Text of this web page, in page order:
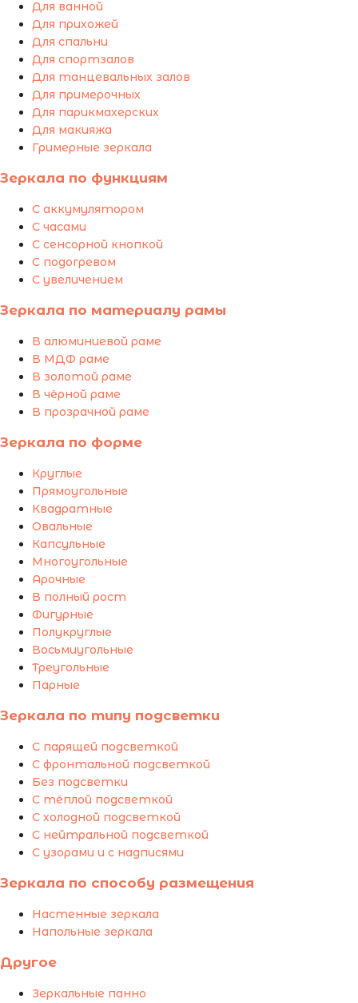
Для ванной
Для прихожей
Для спальни
Для спортзалов
Для танцевальных залов
Для примерочных
Для парикмахерских
Для макияжа
Гримерные зеркала
Зеркала по функциям
С аккумулятором
С часами
С сенсорной кнопкой
С подогревом
С увеличением
Зеркала по материалу рамы
В алюминиевой раме
В МДФ раме
В золотой раме
В чёрной раме
В прозрачной раме
Зеркала по форме
Круглые
Прямоугольные
Квадратные
Овальные
Капсульные
Многоугольные
Арочные
В полный рост
Фигурные
Полукруглые
Восьмиугольные
Треугольные
Парные
Зеркала по типу подсветки
С парящей подсветкой
С фронтальной подсветкой
Без подсветки
С тёплой подсветкой
С холодной подсветкой
С нейтральной подсветкой
С узорами и с надписями
Зеркала по способу размещения
Настенные зеркала
Напольные зеркала
Другое
Зеркальные панно